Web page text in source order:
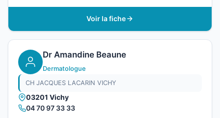
Voir la fiche
Dr Amandine Beaune
Dermatologue
CH JACQUES LACARIN VICHY
03201 Vichy
04 70 97 33 33